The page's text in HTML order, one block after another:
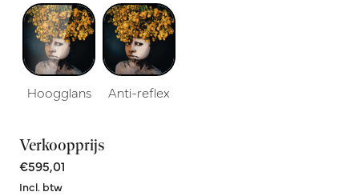
Hoogglans Anti-reflex
Verkoopprijs
€595,01
Incl. btw